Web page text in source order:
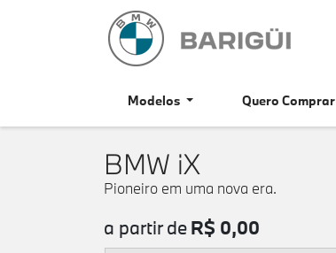
Modelos Quero Comprar
BMW iX
Pioneiro em uma nova era.
a partir deR$ 0,00